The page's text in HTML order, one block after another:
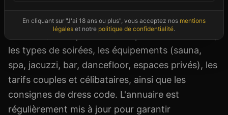
En cliquant sur "J'ai 18 ans ou plus", vous acceptez nos mentions
légales et notre politique de confidentialité.
décontractés et les lieux plus pointus (SM, fétish,
naturiste). Chaque fiche club précise l'ambiance,
les types de soirées, les équipements (sauna,
spa, jacuzzi, bar, dancefloor, espaces privés), les
tarifs couples et célibataires, ainsi que les
consignes de dress code. L'annuaire est
régulièrement mis à jour pour garantir